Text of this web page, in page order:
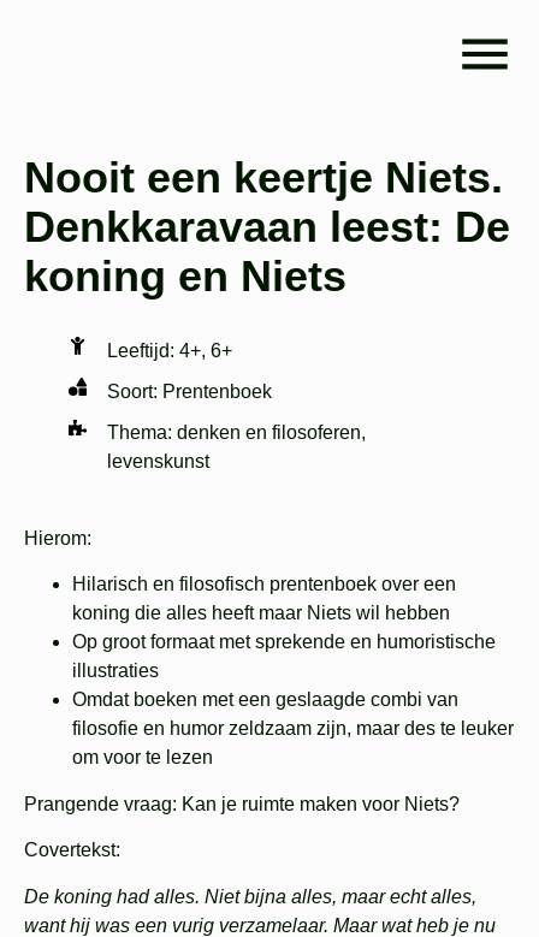
Nooit een keertje Niets.
Denkkaravaan leest: De
koning en Niets
Leeftijd: 4+, 6+
Soort: Prentenboek
Thema: denken en filosoferen,
levenskunst
Hierom:
Hilarisch en filosofisch prentenboek over een
koning die alles heeft maar Niets wil hebben
Op groot formaat met sprekende en humoristische
illustraties
Omdat boeken met een geslaagde combi van
filosofie en humor zeldzaam zijn, maar des te leuker
om voor te lezen
Prangende vraag: Kan je ruimte maken voor Niets?
Covertekst:
De koning had alles. Niet bijna alles, maar echt alles,
want hij was een vurig verzamelaar. Maar wat heb je nu